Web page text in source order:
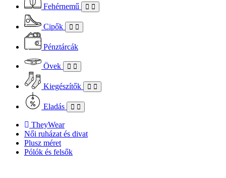
Fehérnemű
Cipők
Pénztárcák
Övek
Kiegészítők
Eladás
TheyWear
Női ruházat és divat
Plusz méret
Pólók és felsők